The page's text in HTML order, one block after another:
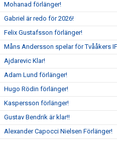
Mohanad förlänger!
Gabriel är redo för 2026!
Felix Gustafsson förlänger!
Måns Andersson spelar för Tvååkers
Ajdarevic Klar!
Adam Lund förlänger!
Hugo Rödin förlänger!
Kaspersson förlänger!
Gustav Bendrik är klar!!
Alexander Capocci Nielsen Förlänger!